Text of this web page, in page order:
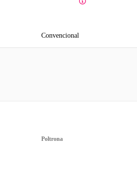
Convencional
Poltrona